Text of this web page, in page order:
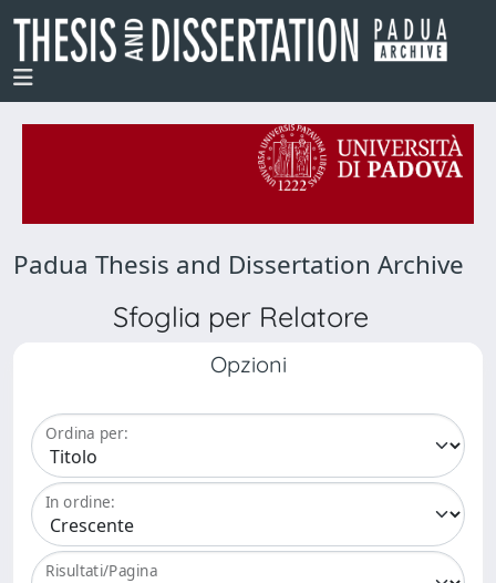
Padua Thesis and Dissertation Archive
Sfoglia per Relatore
Opzioni
Ordina per:
In ordine:
Risultati/Pagina